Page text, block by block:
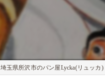
埼玉県所沢市のパン屋Lycka(リュッカ)